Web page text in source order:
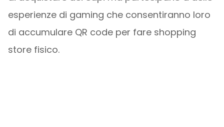
esperienze di gaming che consentiranno loro
di accumulare QR code per fare shopping
store fisico.